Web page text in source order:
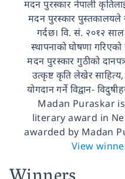
मदन पुरस्कार नेपाली कृतिलाई
मदन पुरस्कार पुस्तकालयले
गर्दछ। वि. सं. २०१२
स्थापनाको घोषणा
मदन पुरस्कार गुठीको
उत्कृष्ट कृति लेखेर साहित्य,
योगदान गर्ने विद्वान-
Madan Puraskar
literary award in
awarded by Madan
View